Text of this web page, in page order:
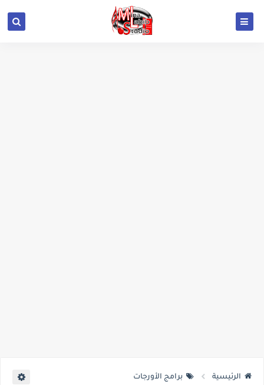
google.com, pub-6415693517272290, DIRECT,
f08c47fec0942fa0
الرئيسية برامج الأورجات